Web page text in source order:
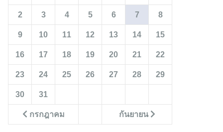
กรกฎาคม กันยายน
2 3 4 5 6 7 8
9 10 11 12 13 14 15
16 17 18 19 20 21 22
23 24 25 26 27 28 29
30 31